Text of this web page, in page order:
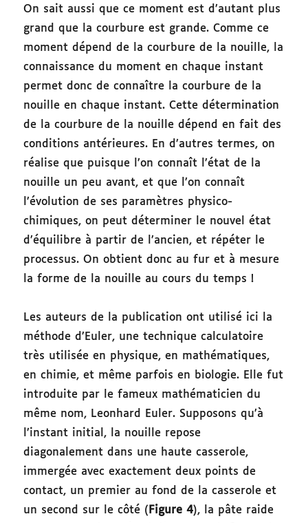
On sait aussi que ce moment est d’autant plus
grand que la courbure est grande. Comme ce
moment dépend de la courbure de la nouille, la
connaissance du moment en chaque instant
permet donc de connaître la courbure de la
nouille en chaque instant. Cette détermination
de la courbure de la nouille dépend en fait des
conditions antérieures. En d’autres termes, on
réalise que puisque l’on connaît l’état de la
nouille un peu avant, et que l’on connaît
l’évolution de ses paramètres physico-
chimiques, on peut déterminer le nouvel état
d’équilibre à partir de l’ancien, et répéter le
processus. On obtient donc au fur et à mesure
la forme de la nouille au cours du temps !
Les auteurs de la publication ont utilisé ici la
méthode d’Euler, une technique calculatoire
très utilisée en physique, en mathématiques,
en chimie, et même parfois en biologie. Elle fut
introduite par le fameux mathématicien du
même nom, Leonhard Euler. Supposons qu’à
l’instant initial, la nouille repose
diagonalement dans une haute casserole,
immergée avec exactement deux points de
contact, un premier au fond de la casserole et
un second sur le côté ( Figure 4), la pâte raide